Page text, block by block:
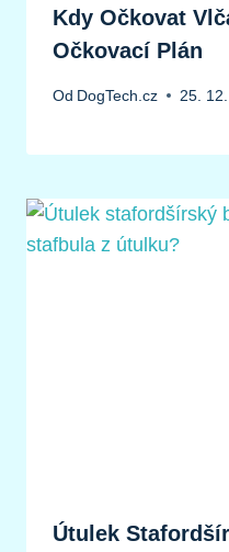
Kdy Očkovat
Očkovací Plán
Od DogTech.cz 25.
Útulek